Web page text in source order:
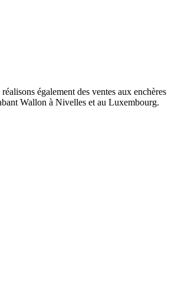
également des ventes aux enchères
Wallon à Nivelles et au Luxembourg.